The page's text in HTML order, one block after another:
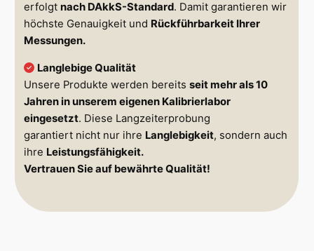
erfolgtnach DAkkS-Standard. Damit garantieren wir
höchste Genauigkeit und Rückführbarkeit Ihrer
Messungen.
Langlebige Qualität
Unsere Produkte werden bereitsseit mehr als 10
Jahren in unserem eigenen Kalibrierlabor
eingesetzt. Diese Langzeiterprobung
garantiert nicht nur ihre Langlebigkeit, sondern auch
ihre Leistungsfähigkeit.
Vertrauen Sie auf bewährte Qualität!